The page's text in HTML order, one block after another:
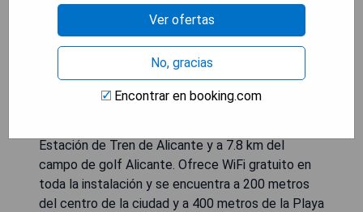
El Hostal Ventura Premium es una encantadora
Estación de Tren de Alicante y a 7.8 km del
campo de golf Alicante. Ofrece WiFi gratuito en
toda la instalación y se encuentra a 200 metros
del centro de la ciudad y a 400 metros de la Playa
Ver ofertas
No, gracias
Encontrar en booking.com